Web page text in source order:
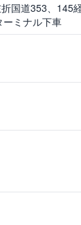
国道353、145
ーミナル下車